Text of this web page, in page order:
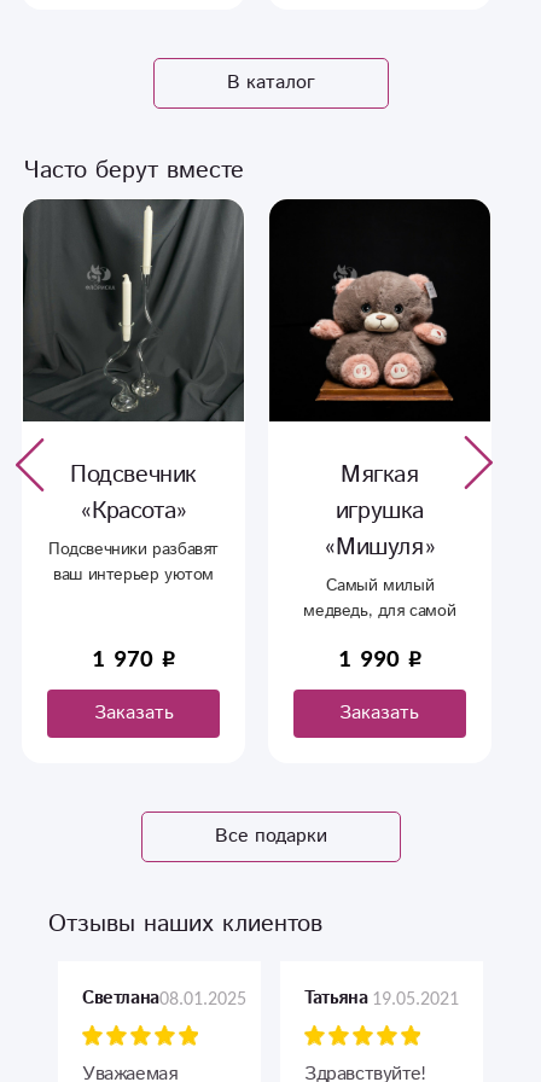
В каталог
Часто берут вместе
Подсвечник
«Красота»
Подсвечники разбавят
ваш интерьер уютом
1 970
Заказать
Мягкая
игрушка
«Мишуля»
Самый милый
медведь, для самой
1 990
Заказать
Все подарки
Отзывы наших клиентов
Светлана08.01.2025
Уважаемая
Татьяна 19.05.2021
Здравствуйте!